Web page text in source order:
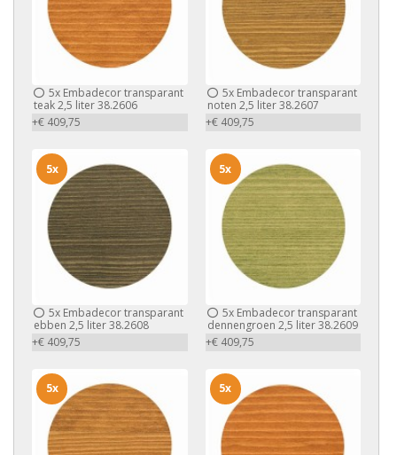
5x Embadecor transparant
teak 2,5 liter 38.2606
+€ 409,75
5xEmbadecor transparant
noten 2,5 liter 38.2607
+€ 409,75
5x Embadecor transparant
ebben 2,5 liter 38.2608
+€ 409,75
5x
5xEmbadecor transparant
dennengroen 2,5 liter 38.2609
+€ 409,75
5x
5x 5x